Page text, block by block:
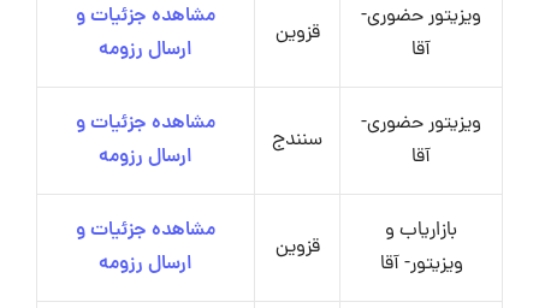
ویزیتور حضوری-
آقا
قزوین
مشاهده جزئیات و
ارسال رزومه
ویزیتور حضوری-
آقا
سنندج
مشاهده جزئیات و
ارسال رزومه
بازاریاب و
ویزیتور- آقا
قزوین
مشاهده جزئیات و
ارسال رزومه